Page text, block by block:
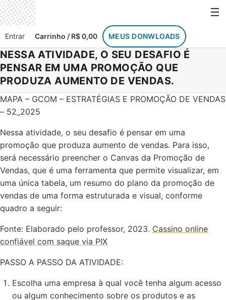
☰
Entrar Carrinho / R$ 0,00 MEUS DONWLOADS
NESSA ATIVIDADE, O SEU DESAFIO É
PENSAR EM UMA PROMOÇÃO QUE
PRODUZA AUMENTO DE VENDAS.
MAPA – GCOM – ESTRATÉGIAS E PROMOÇÃO DE VENDAS
– 52_2025
Nessa atividade, o seu desafio é pensar em uma
promoção que produza aumento de vendas. Para isso,
será necessário preencher o Canvas da Promoção de
Vendas, que é uma ferramenta que permite visualizar, em
uma única tabela, um resumo do plano da promoção de
vendas de uma forma estruturada e visual, conforme
quadro a seguir:
Fonte: Elaborado pelo professor, 2023. Cassino online
confiável com saque via PIX
PASSO A PASSO DA ATIVIDADE:
Escolha uma empresa à qual você tenha algum acesso
ou algum conhecimento sobre os produtos e as